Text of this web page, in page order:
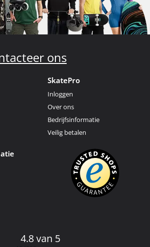
ons
SkatePro
Inloggen
Over ons
Bedrijfsinformatie
Veilig betalen
4.8 van 5